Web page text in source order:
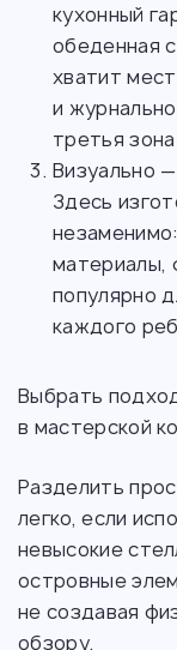
кухонный
обеденная
хватит
и
третья
Визуально
Здесь
материалы,
популярно
каждого
Выбрать
в мастерской
Разделить
легко, если
невысокие
островные
не создавая
обзору.